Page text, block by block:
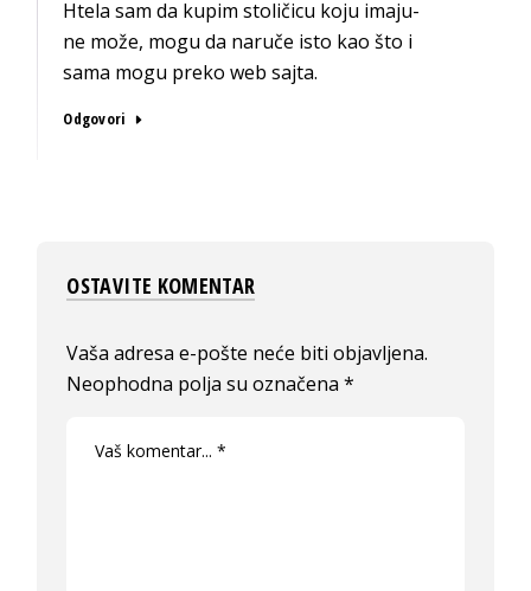
Htela sam da kupim stoličicu koju imaju-
ne može, mogu da naruče isto kao što i
sama mogu preko web sajta.
Odgovori
OSTAVITE KOMENTAR
Vaša adresa e-pošte neće biti objavljena.
Neophodna polja su označena*